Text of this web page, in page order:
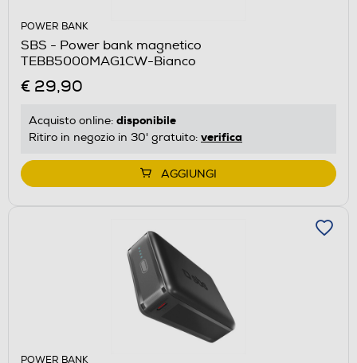
POWER BANK
SBS - Power bank magnetico
TEBB5000MAG1CW-Bianco
€ 29,90
Acquisto online: disponibile
Ritiro in negozio in 30' gratuito: verifica
AGGIUNGI
POWER BANK